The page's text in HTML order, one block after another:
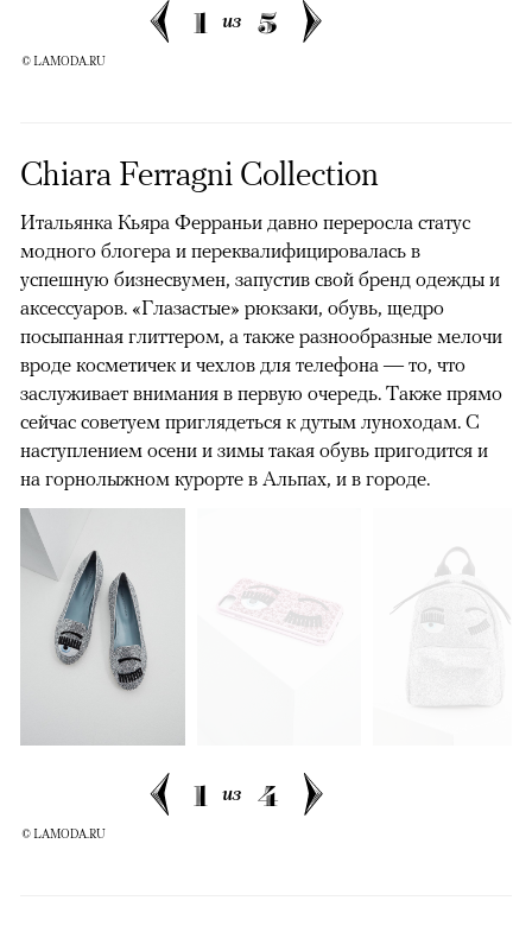
1 из 5
© LAMODA.RU
Chiara Ferragni Collection
Итальянка Кьяра Ферраньи давно переросла статус
модного блогера и переквалифицировалась в
успешную бизнесвумен, запустив свой бренд одежды и
аксессуаров. «Глазастые» рюкзаки, обувь, щедро
посыпанная глиттером, а также разнообразные мелочи
вроде косметичек и чехлов для телефона — то, что
заслуживает внимания в первую очередь. Также прямо
сейчас советуем приглядеться к дутым луноходам. С
наступлением осени и зимы такая обувь пригодится и
на горнолыжном курорте в Альпах, и в городе.
1 из 4
© LAMODA.RU